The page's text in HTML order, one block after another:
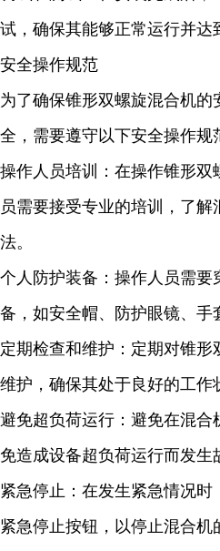
试，确保其能够正常运行并达
安全操作规范
为了确保锥形双螺旋混合机的
全，需要遵守以下安全操作规
操作人员培训：在操作锥形双
员需要接受专业的培训，了
法。
个人防护装备：操作人员需要
备，如安全帽、防护眼镜、手
定期检查和维护：定期对锥形
维护，确保其处于良好的工作
避免超负荷运行：避免在混合
免造成设备超负荷运行而发生
紧急停止：在发生紧急情况
紧急停止按钮，以停止混合机